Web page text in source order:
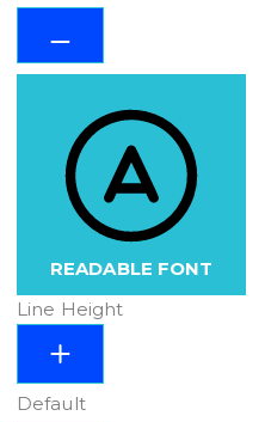
READABLE FONT
Line Height
Default